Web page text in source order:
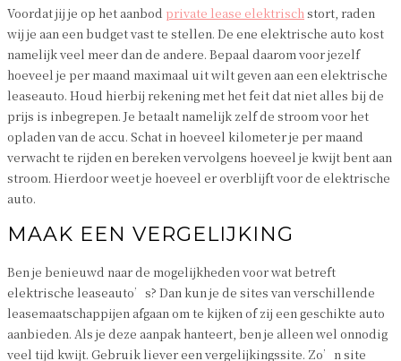
Voordat jij je op het aanbod private lease elektrischstort, raden
wij je aan een budget vast te stellen. De ene elektrische auto kost
namelijk veel meer dan de andere. Bepaal daarom voor jezelf
hoeveel je per maand maximaal uit wilt geven aan een elektrische
leaseauto. Houd hierbij rekening met het feit dat niet alles bij de
prijs is inbegrepen. Je betaalt namelijk zelf de stroom voor het
opladen van de accu. Schat in hoeveel kilometer je per maand
verwacht te rijden en bereken vervolgens hoeveel je kwijt bent aan
stroom. Hierdoor weet je hoeveel er overblijft voor de elektrische
auto.
MAAK EEN VERGELIJKING
Ben je benieuwd naar de mogelijkheden voor wat betreft
elektrische leaseauto’s? Dan kun je de sites van verschillende
leasemaatschappijen afgaan om te kijken of zij een geschikte auto
aanbieden. Als je deze aanpak hanteert, ben je alleen wel onnodig
veel tijd kwijt. Gebruik liever een vergelijkingssite. Zo’n site